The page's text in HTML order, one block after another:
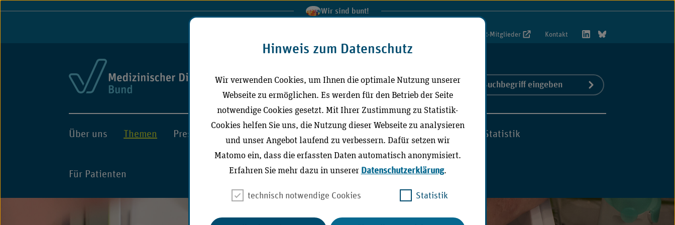
Infoportal VwR-Mitglieder Kontakt
Leichte Sprache Gebärdensprache (DGS)
Suchbegriff
eingeben
Jetzt suchen
Über uns Themen Presse Aktuell Richtlinien / Publikationen Stellungnahmen Statistik
Für Patienten
Wir sind bunt!
Hinweis zum Datenschutz
Wir verwenden Cookies, um Ihnen die optimale Nutzung unserer
Webseite zu ermöglichen. Es werden für den Betrieb der Seite
notwendige Cookies gesetzt. Mit Ihrer Zustimmung zu Statistik-
Cookies helfen Sie uns, die Nutzung dieser Webseite zu analysieren
und unser Angebot laufend zu verbessern. Dafür setzen wir
Matomo ein, dass die erfassten Daten automatisch anonymisiert.
Erfahren Sie mehr dazu in unserer Datenschutzerklärung.
technisch notwendige Cookies Statistik